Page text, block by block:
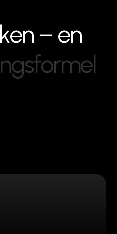
ken – en
ngsformel